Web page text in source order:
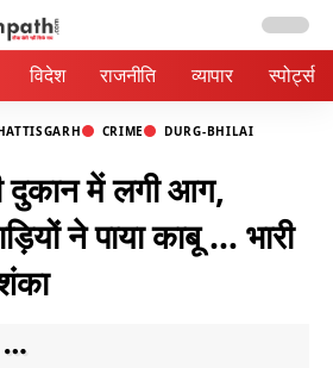
विदेश राजनीति व्यापार स्पोर्ट्स
CRIME DURG-BHILAI
दुकान में लगी आग,
ने पाया काबू … भारी